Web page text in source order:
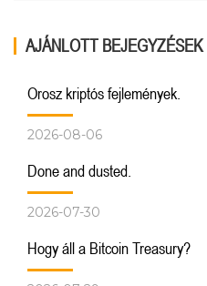
AJÁNLOTT BEJEGYZÉSEK
Orosz kriptós fejlemények.
2026-08-06
Done and dusted.
2026-07-30
Hogy áll a Bitcoin Treasury?